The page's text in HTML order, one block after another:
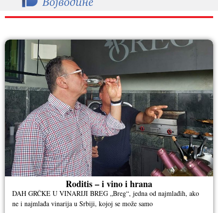
RAZNO
Roditis – i vino i hrana
DAH GRČKE U VINARIJI BREG „Breg“, jedna od najmlađih, ako
ne i najmlađa vinarija u Srbiji, kojoj se može samo